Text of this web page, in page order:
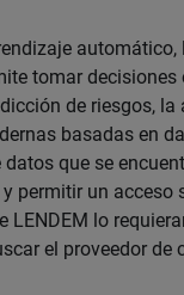
tomar
de riesgos,
basadas en
que se
permitir un acceso
LENDEM lo
el proveedor